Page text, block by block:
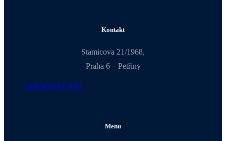
Kontakt
Stamicova 21/1968,
Praha 6 – Petřiny
Navigovat k nám
Menu